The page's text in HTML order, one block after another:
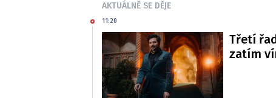
AKTUÁLNĚ SE DĚJE
11:20
Třetí
zatím